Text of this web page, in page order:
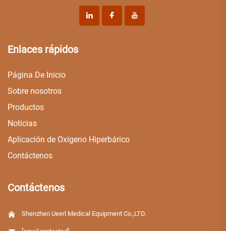
Enlaces rápidos
Página De Inicio
Sobre nosotros
Productos
Noticias
Aplicación de Oxígeno Hiperbárico
Contáctenos
Contáctenos
Shenzhen Ueerl Medical Equipment Co.,LTD.